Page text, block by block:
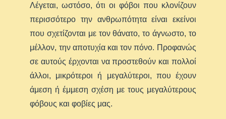
Λέγεται, ωστόσο, ότι οι φόβοι που κλονίζουν
περισσότερο την ανθρωπότητα είναι εκείνοι
που σχετίζονται με τον θάνατο, το άγνωστο, το
μέλλον, την αποτυχία και τον πόνο. Προφανώς
σε αυτούς έρχονται να προστεθούν και πολλοί
άλλοι, μικρότεροι ή μεγαλύτεροι, που έχουν
άμεση ή έμμεση σχέση με τους μεγαλύτερους
φόβους και φοβίες μας.